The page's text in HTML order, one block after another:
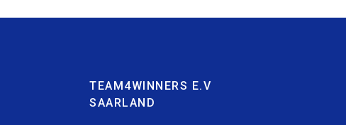
TEAM4WINNERS E.V
SAARLAND